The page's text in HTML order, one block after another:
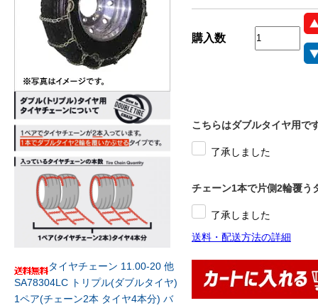
タイヤチェーン 11.00-20 他
SA78304LC トリプル(ダブルタイヤ)
1ペア(チェーン2本 タイヤ4本分) バ
購入数
こちらはダブルタイヤ用で
了承しました
チェーン1本で片側2輪覆う
了承しました
送料・配送方法の詳細